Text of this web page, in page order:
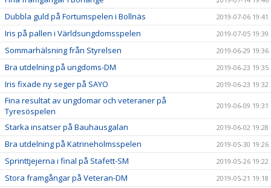
Dubbla guld på Fortumspelen i Bollnäs 2019-07-06 19:41
Iris på pallen i Världsungdomsspelen 2019-07-05 19:39
Sommarhälsning från Styrelsen 2019-06-29 19:36
Bra utdelning på ungdoms-DM 2019-06-23 19:35
Iris fixade ny seger på SAYO 2019-06-23 19:32
Fina resultat av ungdomar och veteraner på
Tyresöspelen
2019-06-09 19:31
Starka insatser på Bauhausgalan 2019-06-02 19:28
Bra utdelning på Katrineholmsspelen 2019-05-30 19:26
Sprinttjejerna i final på Stafett-SM 2019-05-26 19:22
Stora framgångar på Veteran-DM 2019-05-21 19:18